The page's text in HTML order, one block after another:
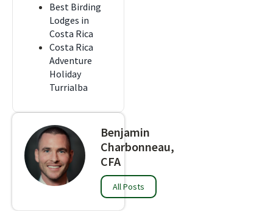
Best Birding
Lodges in
Costa Rica
Costa Rica
Adventure
Holiday
Turrialba
Benjamin
Charbonneau,
CFA
All Posts